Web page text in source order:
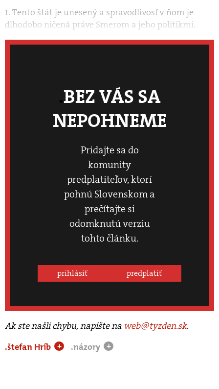
1. Tento štát je unesený a spravodlivosť v ňom je
dlhodobo ničená práve Smerom a jeho politikmi.
BEZ VÁS SA
NEPOHNEME
Pridajte sa do
komunity
predplatiteľov, ktorí
pohnú Slovenskom a
prečítajte si
odomknutú verziu
tohto článku.
prihlásiť predplatiť
Ak ste našli chybu, napíšte na web@tyzden.sk.
.štefan Hríb
+ .názory +